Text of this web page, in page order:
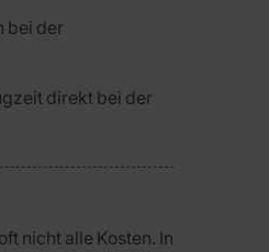
bei der
direkt bei der
nicht alle Kosten. In